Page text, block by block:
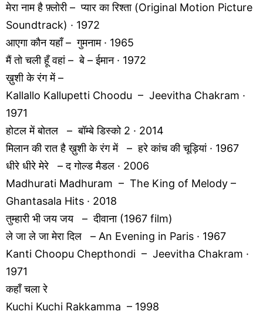
मेरा नाम है फ़्लोरी – प्यार का रिश्ता (Original Motion Picture
Soundtrack) · 1972
आएगा कौन यहाँ – गुमनाम · 1965
मैं तो चली हूँ वहां – बे – ईमान · 1972
ख़ुशी के रंग में –
Kallallo Kallupetti Choodu – Jeevitha Chakram ·
1971
होटल में बोतल – बॉम्बे डिस्को 2 · 2014
मिलान की रात है ख़ुशी के रंग में – हरे कांच की चूड़ियां · 1967
धीरे धीरे मेरे – द गोल्ड मैडल · 2006
Madhurati Madhuram – The King of Melody –
Ghantasala Hits · 2018
तुम्हारी भी जय जय – दीवाना (1967 film)
ले जा ले जा मेरा दिल – An Evening in Paris · 1967
Kanti Choopu Chepthondi – Jeevitha Chakram ·
1971
कहाँ चला रे
Kuchi Kuchi Rakkamma – 1998